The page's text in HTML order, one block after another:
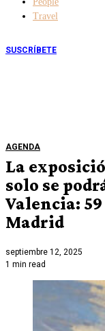
Travel
SUSCRÍBETE
AGENDA
La
solo se
Valencia:
Madrid
septiembre 12, 2025
1 min read